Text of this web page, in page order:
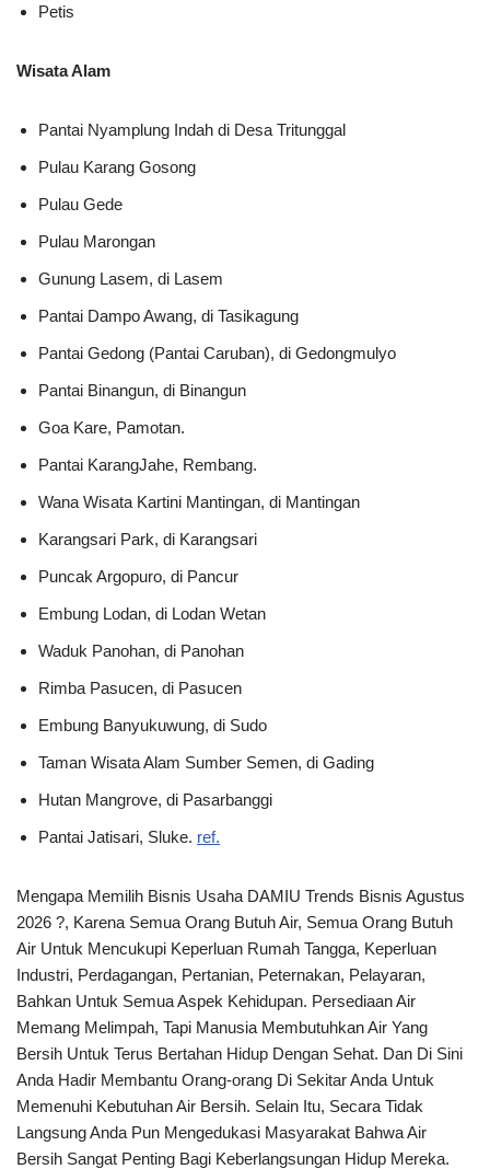
Petis
Wisata Alam
Pantai Nyamplung Indah di Desa Tritunggal
Pulau Karang Gosong
Pulau Gede
Pulau Marongan
Gunung Lasem, di Lasem
Pantai Dampo Awang, di Tasikagung
Pantai Gedong (Pantai Caruban), di Gedongmulyo
Pantai Binangun, di Binangun
Goa Kare, Pamotan.
Pantai KarangJahe, Rembang.
Wana Wisata Kartini Mantingan, di Mantingan
Karangsari Park, di Karangsari
Puncak Argopuro, di Pancur
Embung Lodan, di Lodan Wetan
Waduk Panohan, di Panohan
Rimba Pasucen, di Pasucen
Embung Banyukuwung, di Sudo
Taman Wisata Alam Sumber Semen, di Gading
Hutan Mangrove, di Pasarbanggi
Pantai Jatisari, Sluke. ref.
Mengapa Memilih Bisnis Usaha DAMIU Trends Bisnis Agustus
2026 ?, Karena Semua Orang Butuh Air, Semua Orang Butuh
Air Untuk Mencukupi Keperluan Rumah Tangga, Keperluan
Industri, Perdagangan, Pertanian, Peternakan, Pelayaran,
Bahkan Untuk Semua Aspek Kehidupan. Persediaan Air
Memang Melimpah, Tapi Manusia Membutuhkan Air Yang
Bersih Untuk Terus Bertahan Hidup Dengan Sehat. Dan Di Sini
Anda Hadir Membantu Orang-orang Di Sekitar Anda Untuk
Memenuhi Kebutuhan Air Bersih. Selain Itu, Secara Tidak
Langsung Anda Pun Mengedukasi Masyarakat Bahwa Air
Bersih Sangat Penting Bagi Keberlangsungan Hidup Mereka.